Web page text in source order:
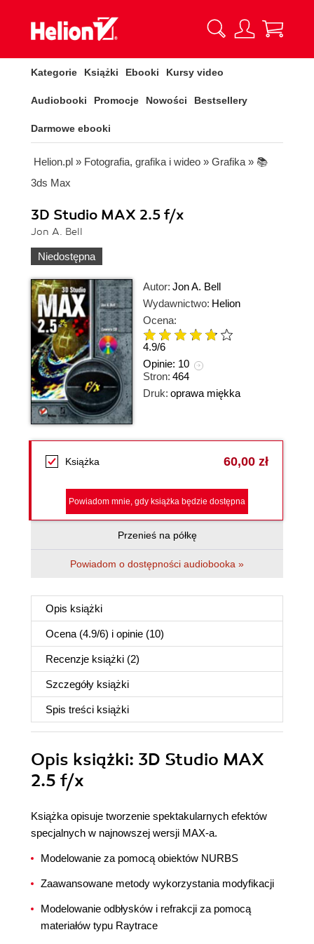
Kategorie Książki Ebooki Kursy video
Audiobooki Promocje Nowości Bestsellery
Darmowe ebooki
Helion.pl » Fotografia, grafika i wideo » Grafika » 📚
3ds Max
3D Studio MAX 2.5 f/x
Jon A. Bell
Niedostępna
Autor: Jon A. Bell
Wydawnictwo: Helion
Ocena:
4.9/6
Opinie: 10
Stron: 464
Druk: oprawa miękka
Książka 60,00 zł
Powiadom mnie, gdy książka będzie dostępna
Przenieś na półkę
Powiadom o dostępności audiobooka »
Opis książki
Ocena (4.9/6) i opinie (10)
Recenzje książki (2)
Szczegóły książki
Spis treści książki
Opis książki: 3D Studio MAX
2.5 f/x
Książka opisuje tworzenie spektakularnych efektów
specjalnych w najnowszej wersji MAX-a.
Modelowanie za pomocą obiektów NURBS
Zaawansowane metody wykorzystania modyfikacji
Modelowanie odbłysków i refrakcji za pomocą
materiałów typu Raytrace